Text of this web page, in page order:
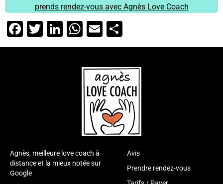
prends rendez-vous avec Agnès Love Coach
Facebook
Twitter
LinkedIn
WhatsApp
Email
Agnès, meilleure love coach à
distance et la mieux notée sur
Google
Avis
Prendre rendez-vous